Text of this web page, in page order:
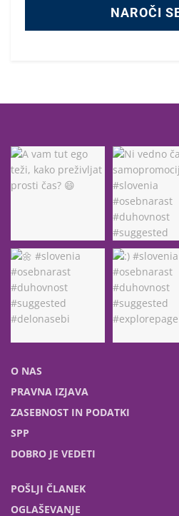
O NAS
PRAVNA IZJAVA
ZASEBNOST IN PODATKI
SPP
DOBRO JE VEDETI
POŠLJI ČLANEK
OGLAŠEVANJE